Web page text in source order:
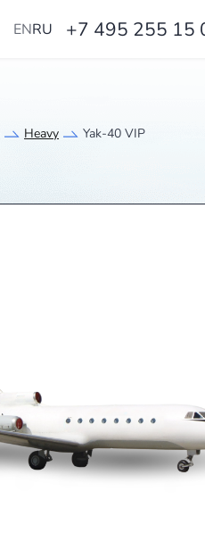
ENRU +7 495 255 15
Heavy Yak-40 VIP